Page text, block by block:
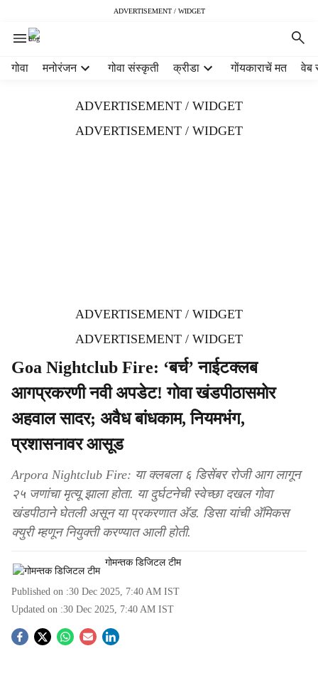
ADVERTISEMENT / WIDGET
गोवा मनोरंजन गोवा संस्कृती क्रीडा गोंयकाराचें मत वेब
ADVERTISEMENT / WIDGET
ADVERTISEMENT / WIDGET
ADVERTISEMENT / WIDGET
ADVERTISEMENT / WIDGET
Goa Nightclub Fire: ‘बर्च’ नाईटक्लब
आगप्रकरणी नवी अपडेट! गोवा खंडपीठासमोर
अहवाल सादर; अवैध बांधकाम, नियमभंग,
प्रशासनावर आसूड
Arpora Nightclub Fire: या क्लबला ६ डिसेंबर रोजी आग लागून
२५ जणांचा मृत्यू झाला होता. या दुर्घटनेची स्वेच्छा दखल गोवा
खंडपीठाने घेतली असून या प्रकरणात ॲड. डिसा यांची ॲमिकस
क्युरी म्हणून नियुक्ती करण्यात आली होती.
गोमन्तक डिजिटल टीम
Published on :30 Dec 2025, 7:40 AM IST
Updated on :30 Dec 2025, 7:40 AM IST
S